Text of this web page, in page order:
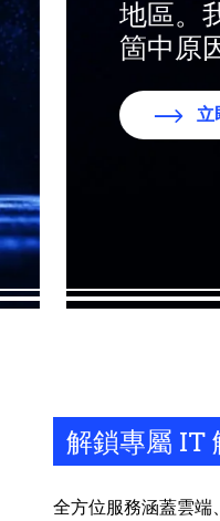
地區。我們
箇中原因...
立即觀看
解鎖專屬 IT
全方位服務涵蓋雲端